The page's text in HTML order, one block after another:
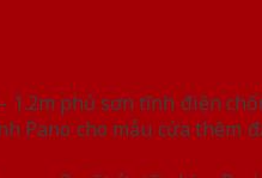
phủ sơn tĩnh điện
Pano cho mẫu cửa thêm